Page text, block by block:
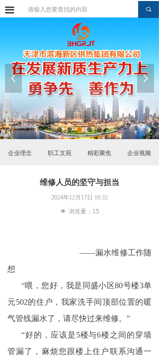
넳 넲
끀
网站首页
组织机构
供热区域
业务介绍
集团新闻
行业政策法规
服务网点信息
供热小常识
廉洁文化
끠
企业理念 职工文苑 精彩聚焦 企业视频
维修人员的坚守与担当
——漏水维修工作随
想
“喂，您好，我是同盛小区80号楼3单
元502的住户，我家洗手间顶部位置的暖
气管线漏水了，请尽快过来维修。”
“好的，应该是5楼与6楼之间的穿墙
管漏了，麻烦您跟楼上住户联系沟通一
2024年12月17日 16:32
넶 浏览量： 15